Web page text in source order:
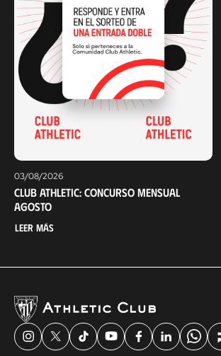
03/08/2026
Club Athletic: Concurso mensual
agosto
Leer más